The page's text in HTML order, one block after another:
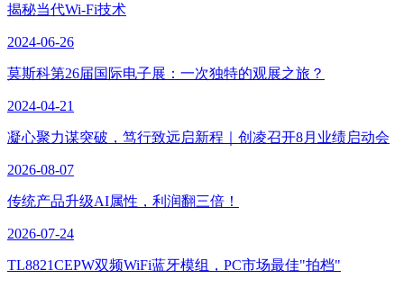
揭秘当代Wi-Fi技术
2024-06-26
莫斯科第26届国际电子展：一次独特的观展之旅？
2024-04-21
凝心聚力谋突破，笃行致远启新程｜创凌召开8月业绩启动会
2026-08-07
传统产品升级AI属性，利润翻三倍！
2026-07-24
TL8821CEPW双频WiFi蓝牙模组，PC市场最佳"拍档"